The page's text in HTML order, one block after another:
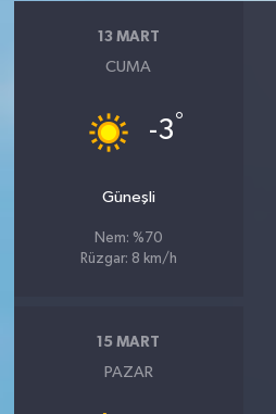
13 MART
CUMA
-3°
Güneşli
Nem: %70
Rüzgar: 8 km/h
15 MART
PAZAR